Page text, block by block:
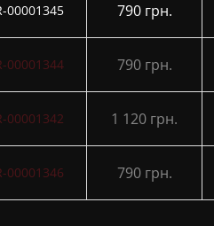
00001345 790 грн.
00001344 790 грн.
00001342 1 120 грн.
00001346 790 грн.